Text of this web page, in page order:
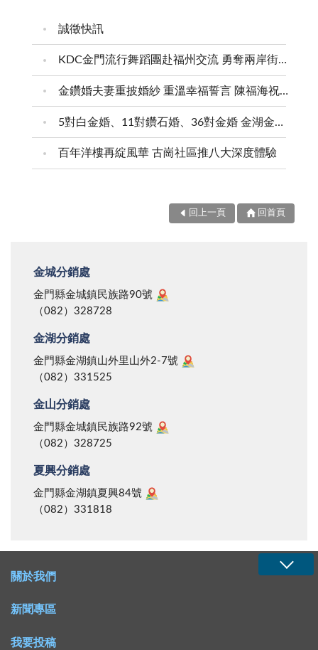
誠徵快訊
KDC金門流行舞蹈團赴福州交流 勇奪兩岸街舞賽三等獎
金鑽婚夫妻重披婚紗 重溫幸福誓言 陳福海祝福牽手半世紀 情深相守成典範
5對白金婚、11對鑽石婚、36對金婚 金湖金沙夫妻共享榮耀時刻 陳福海表揚金鑽婚夫妻 向半世紀相守家庭典範致敬
百年洋樓再綻風華 古崗社區推八大深度體驗
回上一頁 回首頁
金城分銷處
金門縣金城鎮民族路90號
（082）328728
金湖分銷處
金門縣金湖鎮山外里山外2-7號
（082）331525
金山分銷處
金門縣金城鎮民族路92號
（082）328725
夏興分銷處
金門縣金湖鎮夏興84號
（082）331818
關於我們
新聞專區
我要投稿